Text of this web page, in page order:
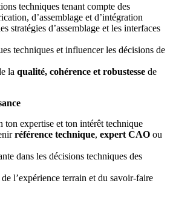
techniques tenant compte des
d’assemblage et d’intégration
stratégies d’assemblage et les interfaces
techniques et influencer les décisions de
la qualité, cohérence et robustesse de
ton expertise et ton intérêt technique
référence technique, expert CAO ou
dans les décisions techniques des
l’expérience terrain et du savoir-faire